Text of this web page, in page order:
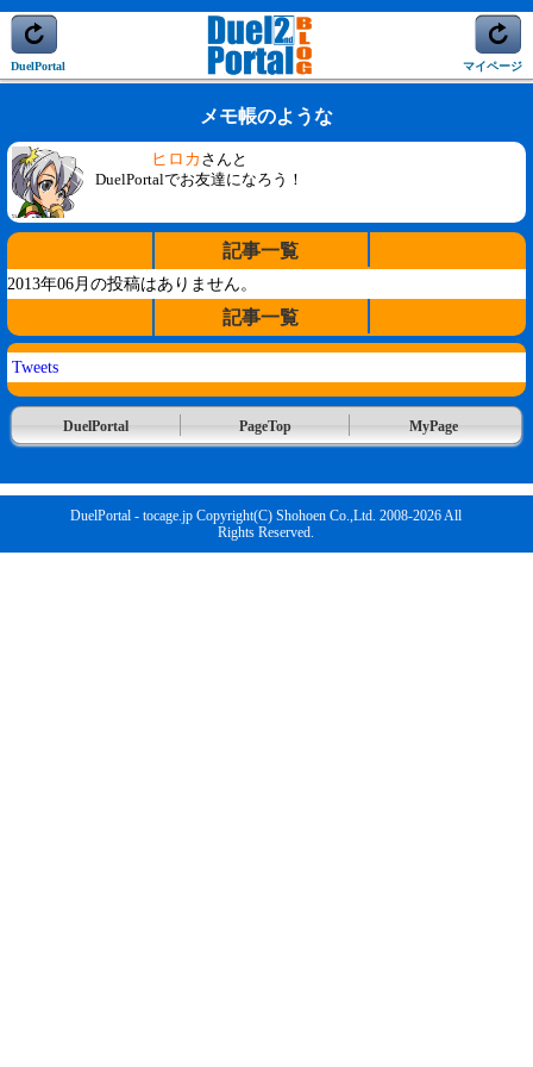
DuelPortal マイページ
メモ帳のような
ヒロカ さんと
DuelPortalでお友達になろう！
記事一覧
2013年06月の投稿はありません。
記事一覧
Tweets
DuelPortal PageTop MyPage
DuelPortal - tocage.jp Copyright(C) Shohoen Co.,Ltd. 2008-2026 All
Rights Reserved.